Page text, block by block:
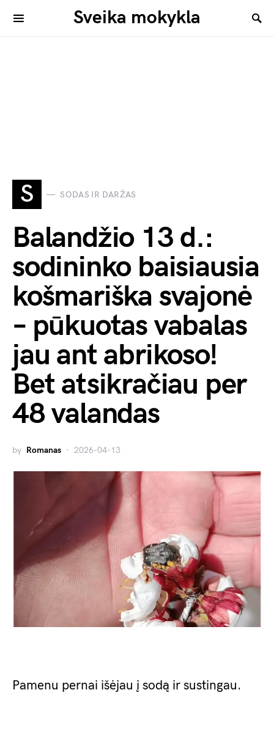
Sveika mokykla
S SODAS IR DARŽAS
Balandžio 13 d.:
sodininko baisiausia
košmariška svajonė
– pūkuotas vabalas
jau ant abrikoso!
Bet atsikračiau per
48 valandas
by Romanas 2026-04-13
Pamenu pernai išėjau į sodą ir sustingau.